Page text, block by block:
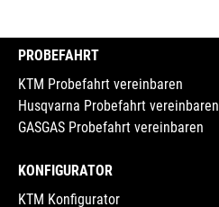
PROBEFAHRT
KTM Probefahrt vereinbaren
Husqvarna Probefahrt vereinbaren
GASGAS Probefahrt vereinbaren
KONFIGURATOR
KTM Konfigurator